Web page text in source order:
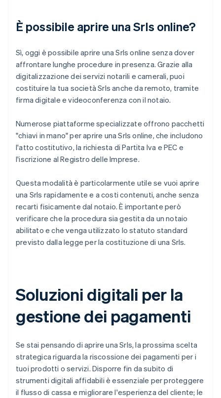
È possibile aprire una Srls online?
Sì, oggi è possibile aprire una Srls online senza dover
affrontare lunghe procedure in presenza. Grazie alla
digitalizzazione dei servizi notarili e camerali, puoi
costituire la tua società Srls anche da remoto, tramite
firma digitale e videoconferenza con il notaio.
Numerose piattaforme specializzate offrono pacchetti
"chiavi in mano" per aprire una Srls online, che includono
l'atto costitutivo, la richiesta di Partita Iva e PEC e
l'iscrizione al Registro delle Imprese.
Questa modalità è particolarmente utile se vuoi aprire
una Srls rapidamente e a costi contenuti, anche senza
recarti fisicamente dal notaio. È importante però
verificare che la procedura sia gestita da un notaio
abilitato e che venga utilizzato lo statuto standard
previsto dalla legge per la costituzione di una Srls.
Soluzioni digitali per la
gestione dei pagamenti
Se stai pensando di aprire una Srls, la prossima scelta
strategica riguarda la riscossione dei pagamenti per i
tuoi prodotti o servizi. Disporre fin da subito di
strumenti digitali affidabili è essenziale per proteggere
il flusso di cassa e migliorare l'esperienza del cliente; le